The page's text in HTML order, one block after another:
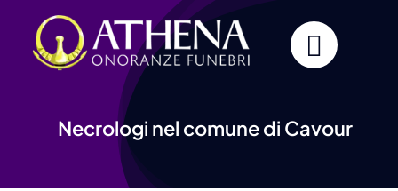
content
Necrologi nel comune di Cavour